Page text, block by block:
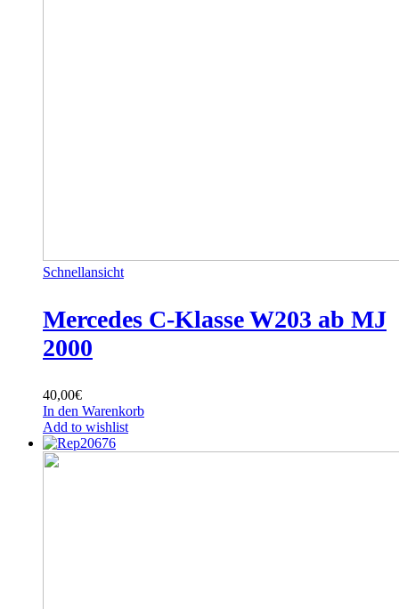
Schnellansicht
Mercedes C-Klasse W203 ab MJ
2000
40,00€
In den Warenkorb
Add to wishlist